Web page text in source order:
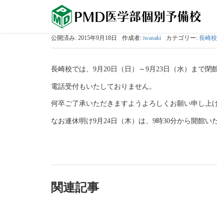
公開済み: 2015年9月18日 作成者: iwasaki カテゴリー: 長崎校
長崎校では、9月20日（日）～9月23日（水）まで閉
電話受付もいたしておりません。
何卒ご了承いただきますようよろしくお願い申し上
なお連休明け9月24日（木）は、9時30分から開館い
関連記事